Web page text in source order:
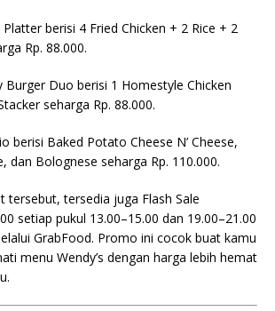
berisi 4 Fried Chicken + 2 Rice + 2
Rp. 88.000.
Burger Duo berisi 1 Homestyle Chicken
seharga Rp. 88.000.
berisi Baked Potato Cheese N’ Cheese,
dan Bolognese seharga Rp. 110.000.
tersebut, tersedia juga Flash Sale
setiap pukul 13.00–15.00 dan 19.00–21.00
GrabFood. Promo ini cocok buat kamu
menu Wendy’s dengan harga lebih hemat